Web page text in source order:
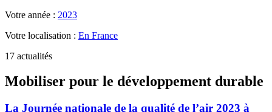
Votre année : 2023
Votre localisation : En France
17 actualités
Mobiliser pour le développement durable
La Journée nationale de la qualité de l’air 2023 à